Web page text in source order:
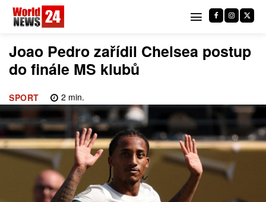
Joao Pedro zařídil Chelsea postup
do finále MS klubů
SPORT 2 min.